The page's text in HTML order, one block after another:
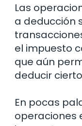
Las
a deducción
el impuesto
que aún
deducir
En pocas
operaciones